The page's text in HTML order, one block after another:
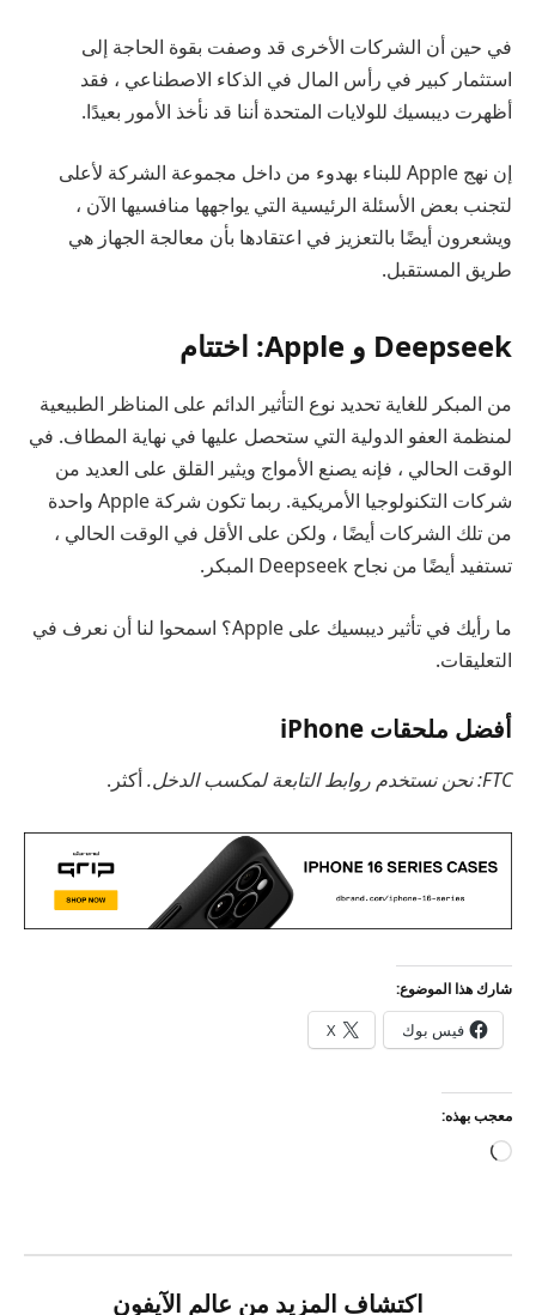
في حين أن الشركات الأخرى قد وصفت بقوة الحاجة إلى
استثمار كبير في رأس المال في الذكاء الاصطناعي ، فقد
أظهرت ديبسيك للولايات المتحدة أننا قد نأخذ الأمور بعيدًا.
إن نهج Apple للبناء بهدوء من داخل مجموعة الشركة لأعلى
لتجنب بعض الأسئلة الرئيسية التي يواجهها منافسيها الآن ،
ويشعرون أيضًا بالتعزيز في اعتقادها بأن معالجة الجهاز هي
طريق المستقبل.
Deepseek و Apple: اختتام
من المبكر للغاية تحديد نوع التأثير الدائم على المناظر الطبيعية
لمنظمة العفو الدولية التي ستحصل عليها في نهاية المطاف. في
الوقت الحالي ، فإنه يصنع الأمواج ويثير القلق على العديد من
شركات التكنولوجيا الأمريكية. ربما تكون شركة Apple واحدة
من تلك الشركات أيضًا ، ولكن على الأقل في الوقت الحالي ،
تستفيد أيضًا من نجاح Deepseek المبكر.
ما رأيك في تأثير ديبسيك على Apple؟ اسمحوا لنا أن نعرف في
التعليقات.
أفضل ملحقات iPhone
FTC: نحن نستخدم روابط التابعة لمكسب الدخل. أكثر.
شارك هذا الموضوع:
فيس بوك X
معجب بهذه:
جاري
اكتشاف المزيد من عالم الآيفون